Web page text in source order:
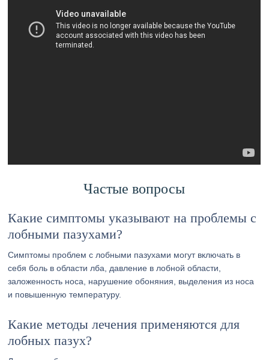
Частые вопросы
Какие симптомы указывают на проблемы с
лобными пазухами?
Симптомы проблем с лобными пазухами могут включать в
себя боль в области лба, давление в лобной области,
заложенность носа, нарушение обоняния, выделения из носа
и повышенную температуру.
Какие методы лечения применяются для
лобных пазух?